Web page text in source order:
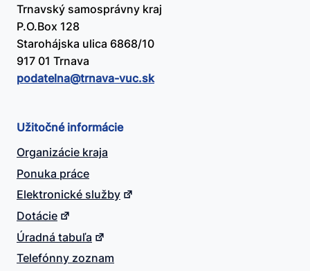
Trnavský samosprávny kraj
P.O.Box 128
Starohájska ulica 6868/10
917 01 Trnava
podatelna@​trnava-vuc.sk
Užitočné informácie
Organizácie kraja
Ponuka práce
Elektronické služby
Dotácie
Úradná tabuľa
Telefónny zoznam